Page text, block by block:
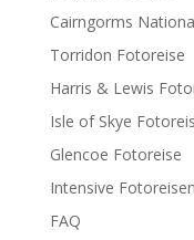
Cairngorms
Torridon Fotoreise
Harris & Lewis
Isle of Skye
Glencoe Fotoreise
Intensive
FAQ